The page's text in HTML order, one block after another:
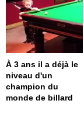
À 3 ans il a déjà le
niveau d'un
champion du
monde de billard